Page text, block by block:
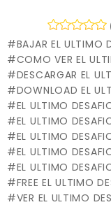
BAJAR EL ULTIMO
COMO VER EL
DESCARGAR EL
DOWNLOAD EL
EL ULTIMO
EL ULTIMO
EL ULTIMO
EL ULTIMO
EL ULTIMO
FREE EL ULTIMO
VER EL ULTIMO